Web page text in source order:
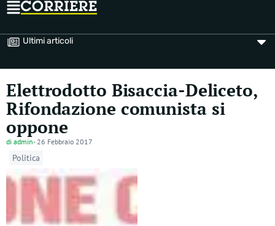
Ultimi articoli
Elettrodotto Bisaccia-Deliceto,
Rifondazione comunista si
oppone
di admin- 26 Febbraio 2017
Politica